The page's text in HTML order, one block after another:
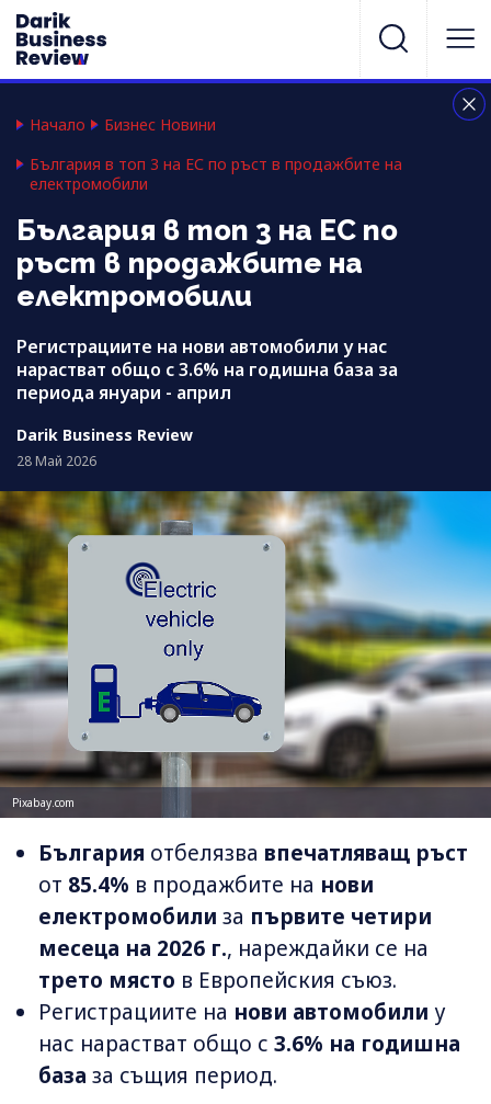
Начало
Бизнес Новини
България в топ 3 на ЕС по ръст в продажбите на
електромобили
България в топ 3 на ЕС по
ръст в продажбите на
електромобили
Регистрациите на нови автомобили у нас
нарастват общо с 3.6% на годишна база за
периода януари - април
Darik Business Review
28 Май 2026
Pixabay.com
България отбелязва впечатляващ ръст
от 85.4% в продажбите на нови
електромобили за първите четири
месеца на 2026 г., нареждайки се на
трето място в Европейския съюз.
Регистрациите на нови автомобили у
нас нарастват общо с 3.6% на годишна
база за същия период.